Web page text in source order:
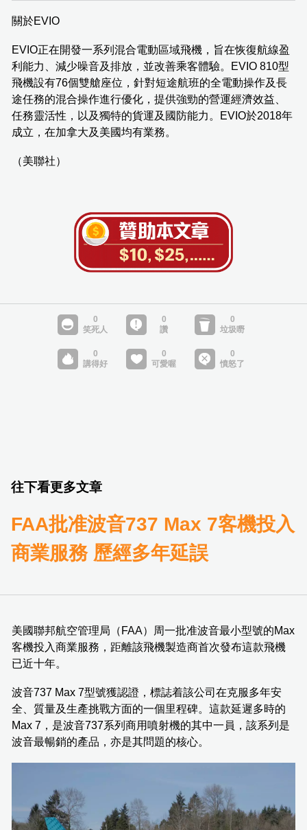
關於EVIO
EVIO正在開發一系列混合電動區域飛機，旨在恢復航線盈
利能力、減少噪音及排放，並改善乘客體驗。EVIO 810型
飛機設有76個雙艙座位，針對短途航班的全電動操作及長
途任務的混合操作進行優化，提供強勁的營運經濟效益、
任務靈活性，以及獨特的貨運及國防能力。EVIO於2018年
成立，在加拿大及美國均有業務。
（美聯社）
往下看更多文章
FAA批准波音737 Max 7客機投入
商業服務 歷經多年延誤
美國聯邦航空管理局（FAA）周一批准波音最小型號的Max
客機投入商業服務，距離該飛機製造商首次發布這款飛機
已近十年。
波音737 Max 7型號獲認證，標誌着該公司在克服多年安
全、質量及生產挑戰方面的一個里程碑。這款延遲多時的
Max 7，是波音737系列商用噴射機的其中一員，該系列是
波音最暢銷的產品，亦是其問題的核心。